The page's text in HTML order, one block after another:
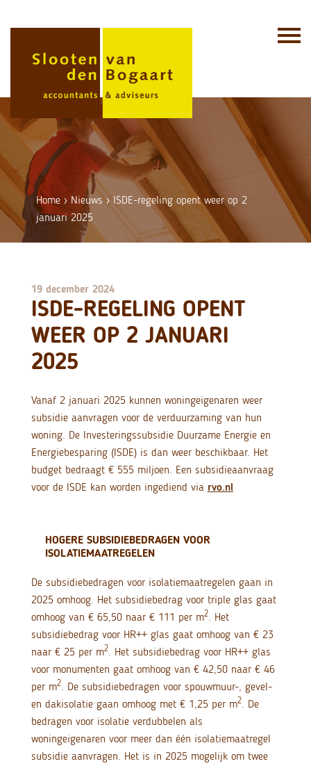
Home › Nieuws›ISDE-regeling opent weer op 2
januari 2025
19 december 2024
ISDE-REGELING OPENT
WEER OP 2 JANUARI
2025
Vanaf 2 januari 2025 kunnen woningeigenaren weer
subsidie aanvragen voor de verduurzaming van hun
woning. De Investeringssubsidie Duurzame Energie en
Energiebesparing (ISDE) is dan weer beschikbaar. Het
budget bedraagt € 555 miljoen. Een subsidieaanvraag
voor de ISDE kan worden ingediend via rvo.nl
HOGERE SUBSIDIEBEDRAGEN VOOR
ISOLATIEMAATREGELEN
De subsidiebedragen voor isolatiemaatregelen gaan in
2025 omhoog. Het subsidiebedrag voor triple glas gaat
omhoog van € 65,50 naar € 111 per m2. Het
subsidiebedrag voor HR++ glas gaat omhoog van € 23
naar € 25 per m2. Het subsidiebedrag voor HR++ glas
voor monumenten gaat omhoog van € 42,50 naar € 46
per m2. De subsidiebedragen voor spouwmuur-, gevel-
en dakisolatie gaan omhoog met € 1,25 per m2. De
bedragen voor isolatie verdubbelen als
woningeigenaren voor meer dan één isolatiemaatregel
subsidie aanvragen. Het is in 2025 mogelijk om twee